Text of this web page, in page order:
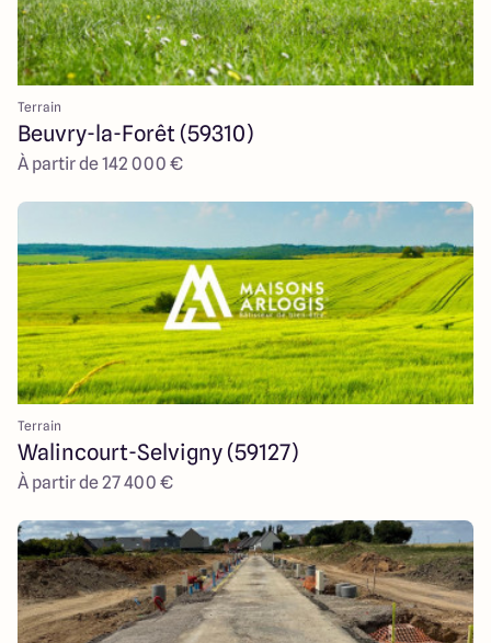
Terrain
Beuvry-la-Forêt (59310)
À partir de 142 000 €
Terrain
Walincourt-Selvigny (59127)
À partir de 27 400 €